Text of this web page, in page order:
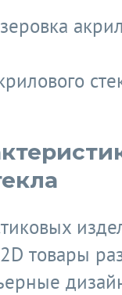
товары